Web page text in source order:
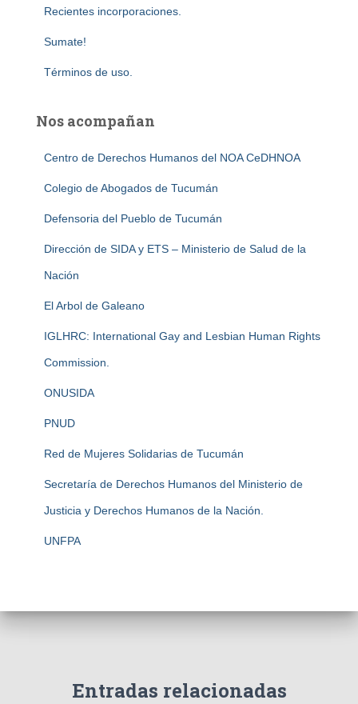
Recientes incorporaciones.
Sumate!
Términos de uso.
Nos acompañan
Centro de Derechos Humanos del NOA CeDHNOA
Colegio de Abogados de Tucumán
Defensoria del Pueblo de Tucumán
Dirección de SIDA y ETS – Ministerio de Salud de la
Nación
El Arbol de Galeano
IGLHRC: International Gay and Lesbian Human Rights
Commission.
ONUSIDA
PNUD
Red de Mujeres Solidarias de Tucumán
Secretaría de Derechos Humanos del Ministerio de
Justicia y Derechos Humanos de la Nación.
UNFPA
Entradas relacionadas